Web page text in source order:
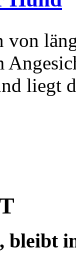
von
liegt
bleibt